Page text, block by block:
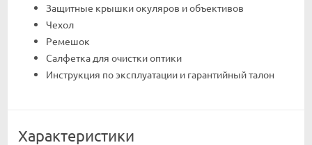
Защитные крышки окуляров и объективов
Чехол
Ремешок
Салфетка для очистки оптики
Инструкция по эксплуатации и гарантийный талон
Характеристики